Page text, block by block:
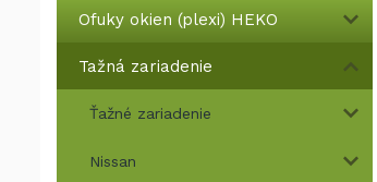
Ofuky okien (plexi) HEKO
Tažná zariadenie
Ťažné zariadenie
Nissan